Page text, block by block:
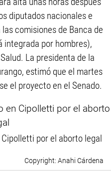
diputados nacionales e
comisiones de Banca de
integrada por hombres),
La presidenta de la
estimó que el martes
el proyecto en el Senado.
por el aborto legal
Anahi Cárdena